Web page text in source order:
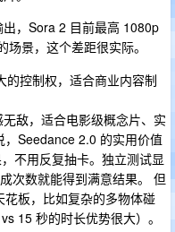
，Sora 2 目前最高 1080p
景，这个差距很实际。
控制权，适合商业内容制
敌，适合电影级概念片、实
Seedance 2.0 的实用价值
不用反复抽卡。独立测试显
次数就能得到满意结果。 但
板，比如复杂的多物体碰
15 秒的时长优势很大）。